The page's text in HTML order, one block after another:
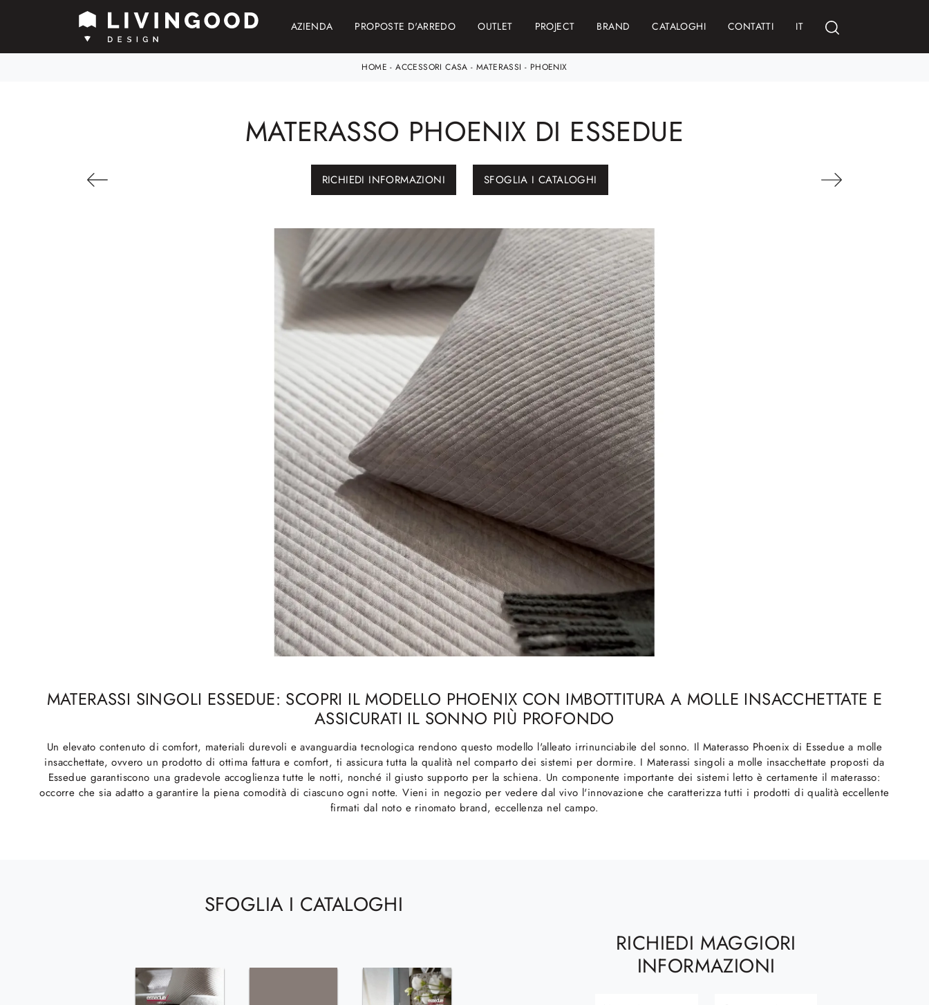
AZIENDA PROPOSTE D'ARREDO OUTLET PROJECT BRAND CATALOGHI CONTATTI IT
HOME -ACCESSORI CASA - MATERASSI - PHOENIX
MATERASSO PHOENIX DI ESSEDUE
RICHIEDI INFORMAZIONI SFOGLIA I CATALOGHI
MATERASSI SINGOLI ESSEDUE: SCOPRI IL MODELLO PHOENIX CON IMBOTTITURA A MOLLE INSACCHETTATE E
ASSICURATI IL SONNO PIÙ PROFONDO
Un elevato contenuto di comfort, materiali durevoli e avanguardia tecnologica rendono questo modello l'alleato irrinunciabile del sonno. Il Materasso Phoenix di Essedue a molle
insacchettate, ovvero un prodotto di ottima fattura e comfort, ti assicura tutta la qualità nel comparto dei sistemi per dormire. I Materassi singoli a molle insacchettate proposti da
Essedue garantiscono una gradevole accoglienza tutte le notti, nonché il giusto supporto per la schiena. Un componente importante dei sistemi letto è certamente il materasso:
occorre che sia adatto a garantire la piena comodità di ciascuno ogni notte. Vieni in negozio per vedere dal vivo l'innovazione che caratterizza tutti i prodotti di qualità eccellente
firmati dal noto e rinomato brand, eccellenza nel campo.
SFOGLIA I CATALOGHI
RICHIEDI MAGGIORI
INFORMAZIONI